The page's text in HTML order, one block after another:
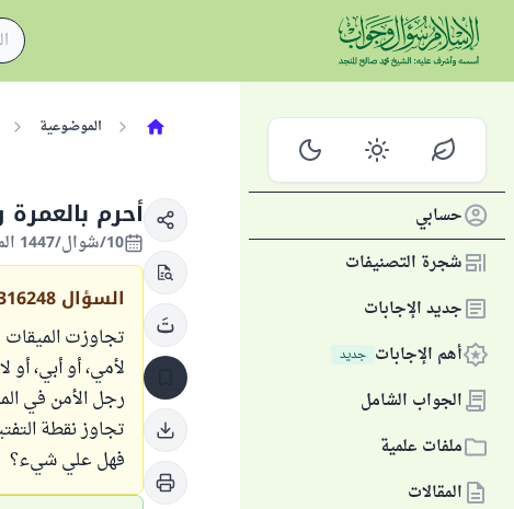
حسابي
شجرة التصنيفات
جديد الإجابات
أهم الإجابات جديد
الجواب الشامل
ملفات علمية
المقالات
الموضوعية
أحرم
10/شوال/1447 الموافق 29/مارس/2026
السؤال
تجاوزت
لأمي، أو أبي،
رجل الأمن في
تجاوز نقطة
فهل علي شيء؟